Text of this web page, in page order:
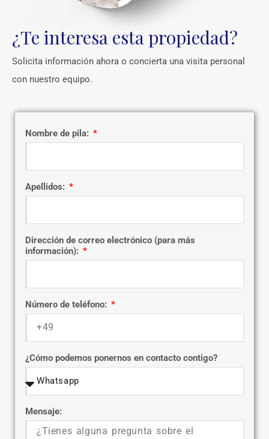
¿Te interesa esta propiedad?
Solicita información ahora o concierta una visita personal
con nuestro equipo.
Nombre de pila:
Apellidos:
Dirección de correo electrónico (para más
información):
Número de teléfono:
¿Cómo podemos ponernos en contacto contigo?
Mensaje: